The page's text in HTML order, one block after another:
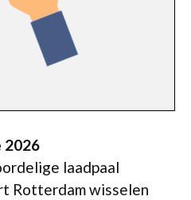
2026
laadpaal
Rotterdam wisselen